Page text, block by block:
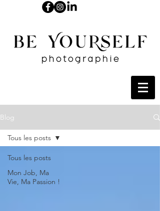
Blog
Tous les posts
Mon Job, Ma
Vie, Ma Passion !
Tous les posts